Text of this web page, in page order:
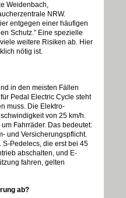
Weidenbach,
NRW.
entgegen einer häufigen
Schutz.” Eine spezielle
weitere Risiken ab. Hier
nötig ist.
in den meisten Fällen
Pedal Electric Cycle steht
muss. Die Elektro-
von 25 km/h.
Fahrräder. Das bedeutet:
und Versicherungspflicht.
S-Pedelecs, die erst bei 45
abschalten, und E-
fahren, gelten
ab?